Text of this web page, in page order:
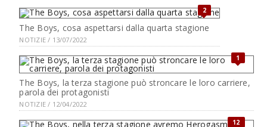
2
The Boys, cosa aspettarsi dalla quarta stagione
NOTIZIE / 13/07/2022
1
The Boys, la terza stagione può stroncare le loro carriere,
parola dei protagonisti
NOTIZIE / 12/04/2022
12